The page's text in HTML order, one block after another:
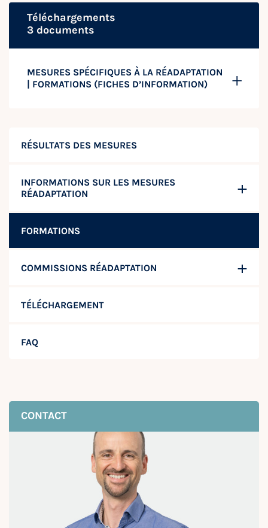
RÉSULTATS DES MESURES
INFORMATIONS SUR LES MESURES
RÉADAPTATION
FORMATIONS
COMMISSIONS RÉADAPTATION
TÉLÉCHARGEMENT
FAQ
CONTACT
Téléchargements
3 documents
MESURES SPÉCIFIQUES À LA RÉADAPTATION
| FORMATIONS (FICHES D’INFORMATION)